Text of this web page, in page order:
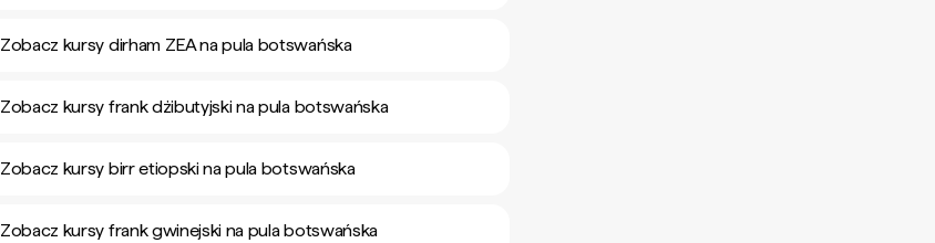
Zobacz kursy dirham ZEA na pula botswańska
Zobacz kursy frank dżibutyjski na pula botswańska
Zobacz kursy birr etiopski na pula botswańska
Zobacz kursy frank gwinejski na pula botswańska